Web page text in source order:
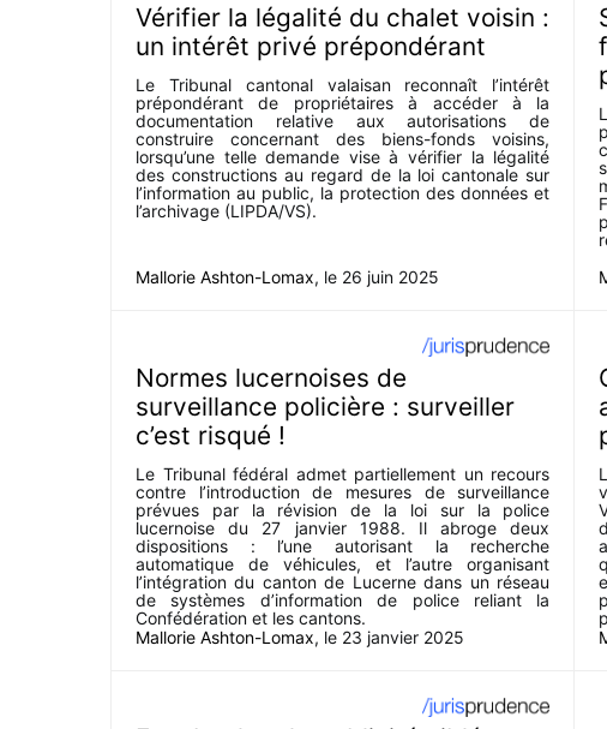
Vérifier la légalité du chalet voisin :
un intérêt privé prépondérant
Le Tribunal cantonal valaisan reconnaît l’intérêt
prépondérant de propriétaires à accéder à la
documentation relative aux autorisations de
construire concernant des biens-fonds voisins,
lorsqu’une telle demande vise à vérifier la légalité
des constructions au regard de la loi cantonale sur
l’information au public, la protection des données et
l’archivage (LIPDA/VS).
Mallorie Ashton-Lomax, le 26 juin 2025
Normes lucernoises de
surveillance policière : surveiller
c’est risqué !
Le Tribunal fédéral admet partiellement un recours
contre l’introduction de mesures de surveillance
prévues par la révision de la loi sur la police
lucernoise du 27 janvier 1988. Il abroge deux
dispositions : l’une autorisant la recherche
automatique de véhicules, et l’autre organisant
l’intégration du canton de Lucerne dans un réseau
de systèmes d’information de police reliant la
Confédération et les cantons.
Mallorie Ashton-Lomax, le 23 janvier 2025